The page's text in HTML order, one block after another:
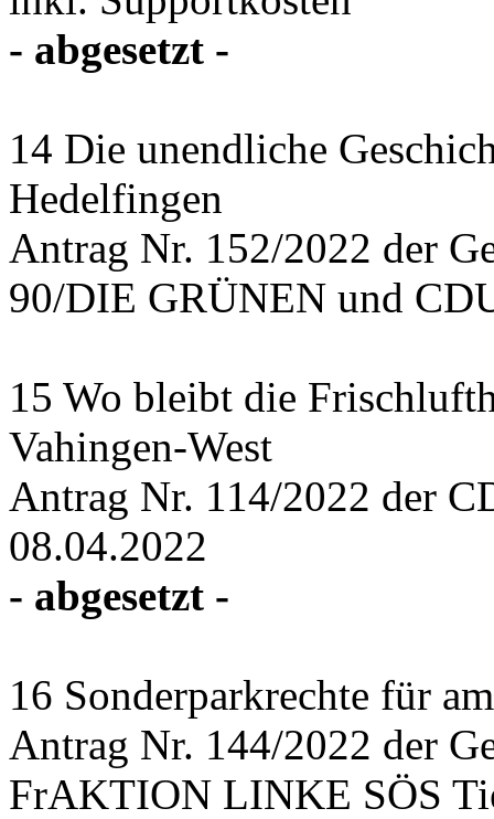
- abgesetzt -
14 Die unendliche
Hedelfingen
Antrag Nr. 152/2022 der
90/DIE GRÜNEN und
15 Wo bleibt die
Vahingen-West
Antrag Nr. 114/2022 der
08.04.2022
- abgesetzt -
16 Sonderparkrechte für
Antrag Nr. 144/2022 der
FrAKTION LINKE SÖS